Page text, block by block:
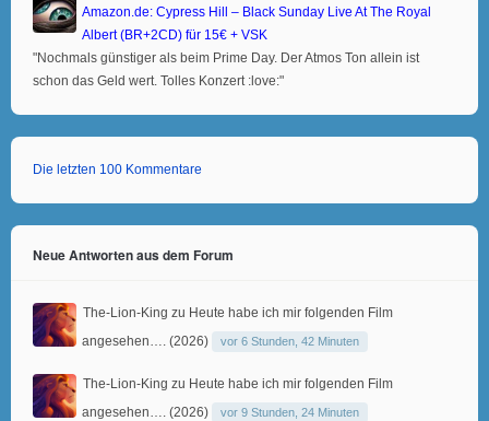
Amazon.de: Cypress Hill – Black Sunday Live At The Royal
Albert (BR+2CD) für 15€ + VSK
"Nochmals günstiger als beim Prime Day. Der Atmos Ton allein ist
schon das Geld wert. Tolles Konzert :love:"
Die letzten 100 Kommentare
Neue Antworten aus dem Forum
The-Lion-King zu Heute habe ich mir folgenden Film
angesehen…. (2026)
vor 6 Stunden, 42 Minuten
The-Lion-King zu Heute habe ich mir folgenden Film
angesehen…. (2026)
vor 9 Stunden, 24 Minuten